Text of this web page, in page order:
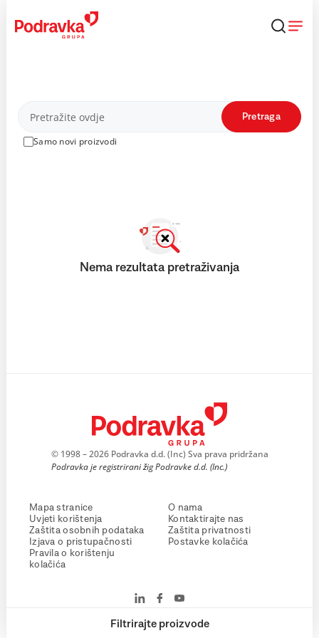
content
Proizvodi
Samo novi proizvodi
Pretraga
Filtrirajte proizvode
Nema rezultata pretraživanja
© 1998 – 2026 Podravka d.d. (Inc) Sva prava pridržana
Podravka je registrirani žig Podravke d.d. (Inc.)
Mapa stranice
Uvjeti korištenja
Zaštita osobnih podataka
Izjava o pristupačnosti
Pravila o korištenju
kolačića
O nama
Kontaktirajte nas
Zaštita privatnosti
Postavke kolačića